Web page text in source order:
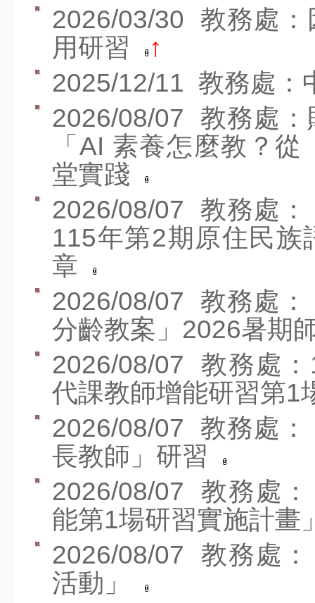
校務系統
資訊服務入口
教師進修網
研習訊息
線上報修
場地預約
無線網路服務
Canva
Seesaw
教育百寶箱
人事服務網
高市教師職業工會
高市教產工會
環境教育網
2026/03/30 教務處：
用研習
↑
2025/12/11教務處：
2026/08/07 教務處：
「AI 素養怎麼教？
堂實踐
2026/08/07 教務處：
115年第2期原住民族
章
2026/08/07 教務處：
分齡教案」2026暑期
2026/08/07 教務處
代課教師增能研習第1
2026/08/07 教務處：
長教師」研習
2026/08/07 教務處
能第1場研習實施計畫
2026/08/07 教務處
活動」